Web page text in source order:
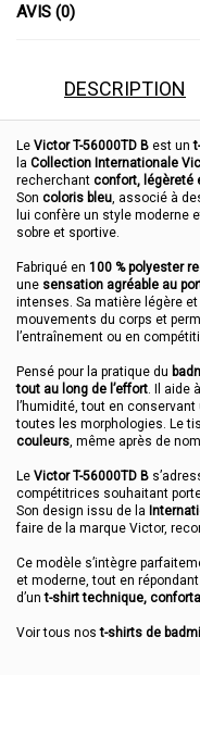
AVIS (0)
DESCRIPTION
Le Victor T-56000TD B est un
la Collection Internationale
recherchant confort, légèreté
Son coloris bleu, associé à
lui confère un style moderne
sobre et sportive.
Fabriqué en 100 % polyester
une sensation agréable au
intenses. Sa matière légère
mouvements du corps et
l’entraînement ou en
Pensé pour la pratique du
tout au long de l’effort. Il aide
l’humidité, tout en
toutes les morphologies. Le
couleurs, même après de
Le Victor T-56000TD B
compétitrices souhaitant
Son design issu de la
faire de la marque Victor,
Ce modèle s’intègre
et moderne, tout en
d’unt-shirt technique,
Voir tous nost-shirts de